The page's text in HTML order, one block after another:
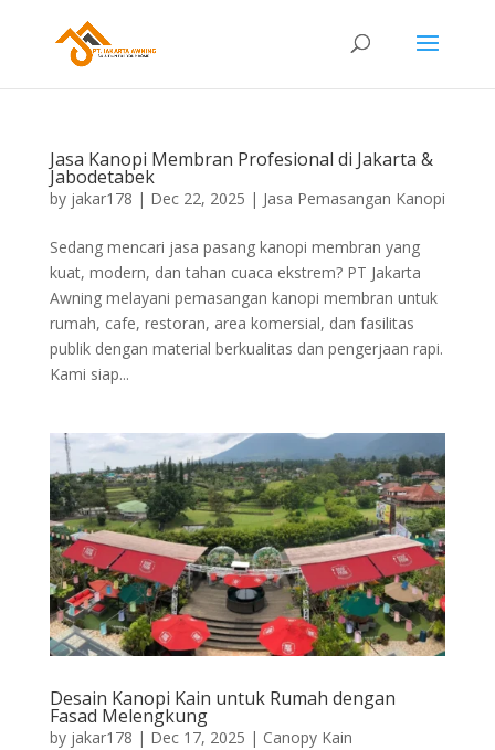
Jasa Kanopi Membran Profesional di Jakarta &
Jabodetabek
by jakar178 | Dec 22, 2025 | Jasa Pemasangan Kanopi
Sedang mencari jasa pasang kanopi membran yang
kuat, modern, dan tahan cuaca ekstrem? PT Jakarta
Awning melayani pemasangan kanopi membran untuk
rumah, cafe, restoran, area komersial, dan fasilitas
publik dengan material berkualitas dan pengerjaan rapi.
Kami siap...
Desain Kanopi Kain untuk Rumah dengan
Fasad Melengkung
by jakar178 | Dec 17, 2025 | Canopy Kain